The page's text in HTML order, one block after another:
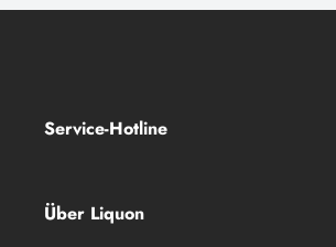
Service-Hotline
Über Liquon